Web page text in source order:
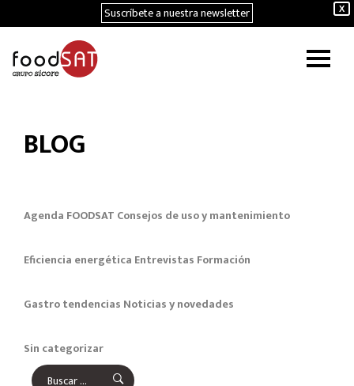
X
Suscríbete a nuestra newsletter
BLOG
Agenda FOODSAT Consejos de uso y mantenimiento
Eficiencia energética Entrevistas Formación
Gastro tendencias Noticias y novedades
Sin categorizar